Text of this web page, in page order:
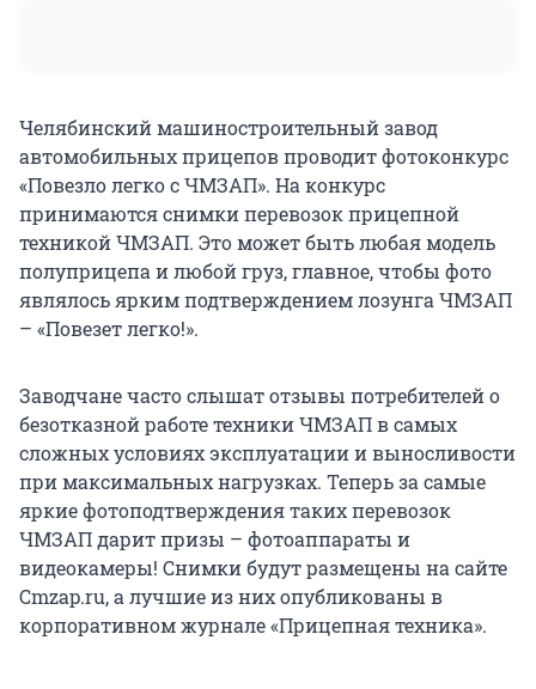
Челябинский машиностроительный завод
автомобильных прицепов проводит фотоконкурс
«Повезло легко с ЧМЗАП». На конкурс
принимаются снимки перевозок прицепной
техникой ЧМЗАП. Это может быть любая модель
полуприцепа и любой груз, главное, чтобы фото
являлось ярким подтверждением лозунга ЧМЗАП
– «Повезет легко!».
Заводчане часто слышат отзывы потребителей о
безотказной работе техники ЧМЗАП в самых
сложных условиях эксплуатации и выносливости
при максимальных нагрузках. Теперь за самые
яркие фотоподтверждения таких перевозок
ЧМЗАП дарит призы – фотоаппараты и
видеокамеры! Снимки будут размещены на сайте
Cmzap.ru, а лучшие из них опубликованы в
корпоративном журнале «Прицепная техника».